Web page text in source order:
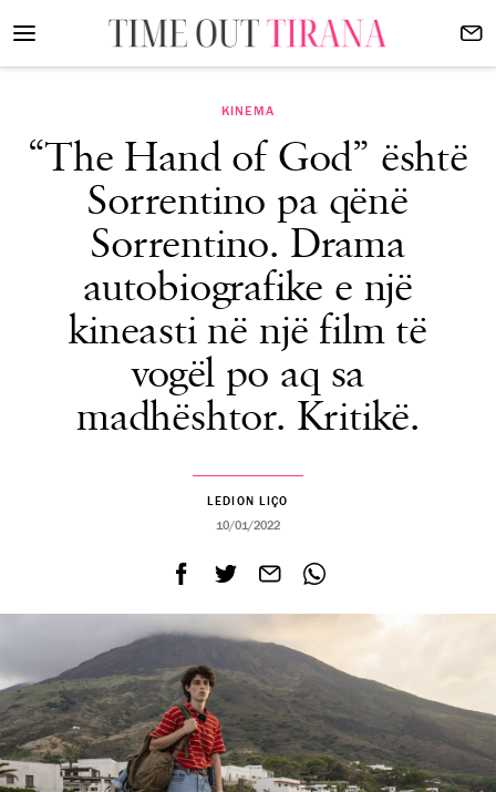
KINEMA
“The Hand of God” është
Sorrentino pa qënë
Sorrentino. Drama
autobiografike e një
kineasti në një film të
vogël po aq sa
madhështor. Kritikë.
LEDION LIÇO
10/01/2022